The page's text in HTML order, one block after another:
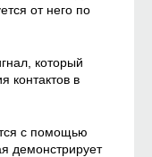
от него по
который
контактов в
с помощью
демонстрирует